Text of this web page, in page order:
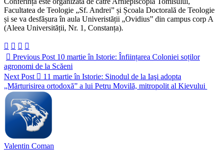
Facultatea de Teologie „Sf. Andrei” și Școala Doctorală de Teologie
și se va desfășura în aula Univeristății „Ovidius” din campus corp A
(Aleea Universității, Nr. 1, Constanța).
Previous Post 10 martie în Istorie: Înființarea Coloniei soților
agronomi de la Scăeni
Next Post
11 martie în Istorie: Sinodul de la Iaşi adopta
„Mărturisirea ortodoxă” a lui Petru Movilă, mitropolit al Kievului
Valentin Coman